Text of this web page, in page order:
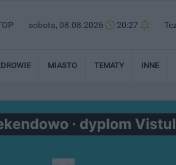
sobota, 08.08.2026 20:27
MIASTO TEMATY INNE